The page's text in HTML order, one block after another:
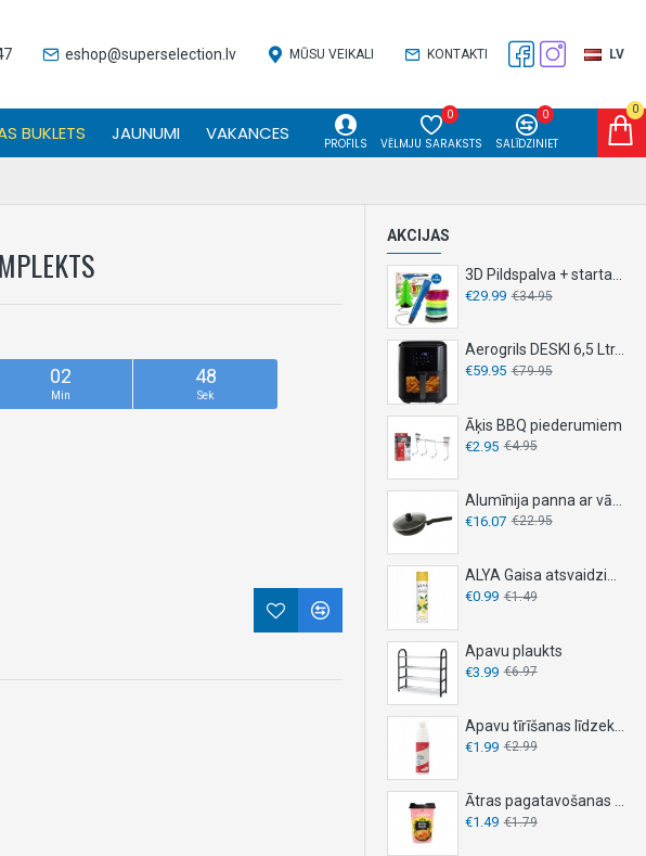
LV
eshop@superselection.lv MŪSU VEIKALI KONTAKTI
BUKLETS JAUNUMI VAKANCES PROFILS VĒLMJU SARAKSTS
0
SALĪDZINIET
0 0
02
Min
48
Sek
AKCIJAS
€29.99 €34.95
Aerogrils DESKI 6,5 Ltr. 1500 W
€59.95 €79.95
Āķis BBQ piederumiem
€2.95 €4.95
€16.07 €22.95
ALYA Gaisa atsvaidzinātājs 300ml - LEMON
€0.99 €1.49
Apavu plaukts
€3.99 €6.97
Apavu tīrīšanas līdzeklis 150ml
€1.99 €2.99
€1.49 €1.79